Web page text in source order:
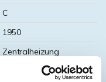
C
1950
Zentralheizung